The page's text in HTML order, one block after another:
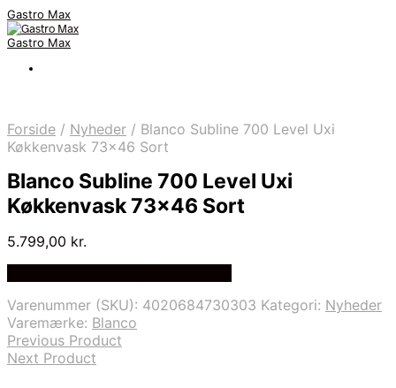
Gastro Max
Gastro Max
Forside / Nyheder / Blanco Subline 700 Level Uxi
Køkkenvask 73×46 Sort
Blanco Subline 700 Level Uxi
Køkkenvask 73×46 Sort
5.799,00 kr.
Varenummer (SKU): 4020684730303 Kategori: Nyheder
Varemærke: Blanco
Previous Product
Next Product